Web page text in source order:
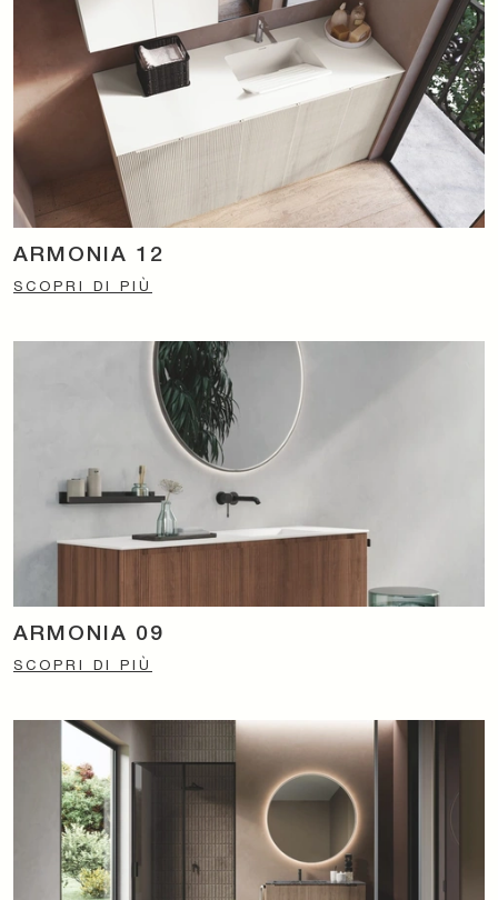
ARMONIA 12
SCOPRI DI PIÙ
ARMONIA 09
SCOPRI DI PIÙ